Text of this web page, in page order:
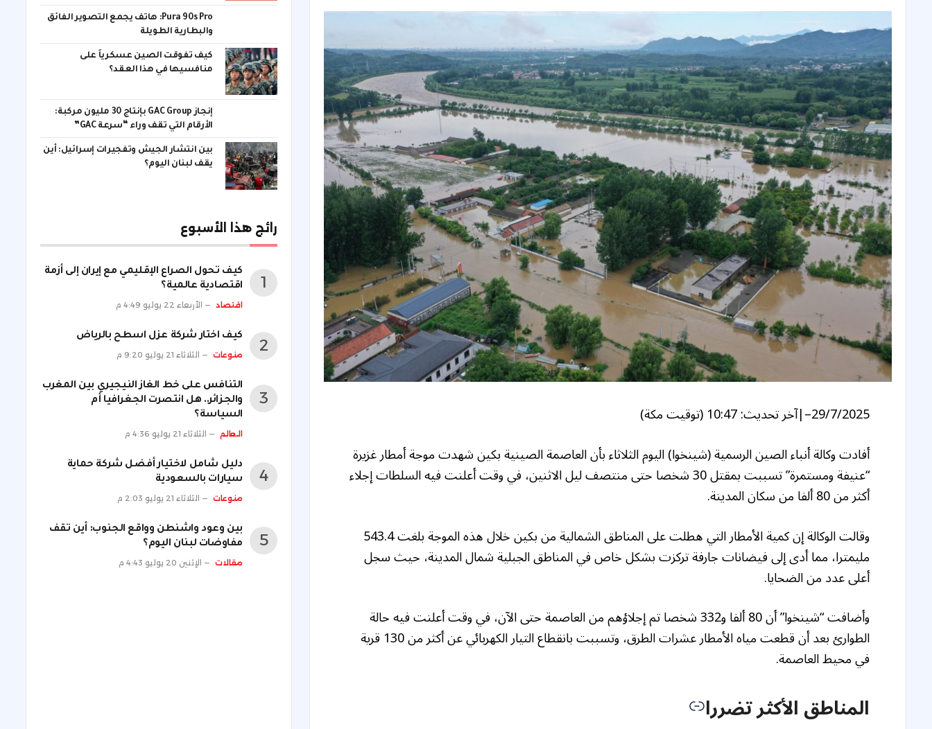
29/7/2025
–
|آخر تحديث:10:47 (توقيت مكة)
أفادت وكالة أنباء الصين الرسمية (شينخوا) اليوم الثلاثاء بأن العاصمة الصينية بكين شهدت موجة أمطار غزيرة
“عنيفة ومستمرة” تسببت بمقتل 30 شخصا حتى منتصف ليل الاثنين، في وقت أعلنت فيه السلطات إجلاء
أكثر من 80 ألفا من سكان المدينة.
وقالت الوكالة إن كمية الأمطار التي هطلت على المناطق الشمالية من بكين خلال هذه الموجة بلغت 543.4
مليمترا، مما أدى إلى فيضانات جارفة تركزت بشكل خاص في المناطق الجبلية شمال المدينة، حيث سجل
أعلى عدد من الضحايا.
وأضافت “شينخوا” أن 80 ألفا و332 شخصا تم إجلاؤهم من العاصمة حتى الآن، في وقت أعلنت فيه حالة
الطوارئ بعد أن قطعت مياه الأمطار عشرات الطرق، وتسببت بانقطاع التيار الكهربائي عن أكثر من 130 قرية
في محيط العاصمة.
المناطق الأكثر تضررا
Pura 90s Pro: هاتف يجمع التصوير الفائق
والبطارية الطويلة
كيف تفوقت الصين عسكرياً على
منافسيها في هذا العقد؟
إنجاز GAC Group بإنتاج 30 مليون مركبة:
الأرقام التي تقف وراء “سرعة GAC”
بين انتشار الجيش وتفجيرات إسرائيل: أين
يقف لبنان اليوم؟
رائج هذا الأسبوع
كيف تحول الصراع الإقليمي مع إيران إلى أزمة
اقتصادية عالمية؟
اقتصاد الأربعاء 22 يوليو 4:49 م
كيف اختار شركة عزل اسطح بالرياض
منوعات الثلاثاء 21 يوليو 9:20 م
التنافس على خط الغاز النيجيري بين المغرب
والجزائر.. هل انتصرت الجغرافيا أم
السياسة؟
العالم الثلاثاء 21 يوليو 4:36 م
دليل شامل لاختيار أفضل شركة حماية
سيارات بالسعودية
منوعات الثلاثاء 21 يوليو 2:03 م
بين وعود واشنطن وواقع الجنوب: أين تقف
مفاوضات لبنان اليوم؟
مقالات الإثنين 20 يوليو 4:43 م